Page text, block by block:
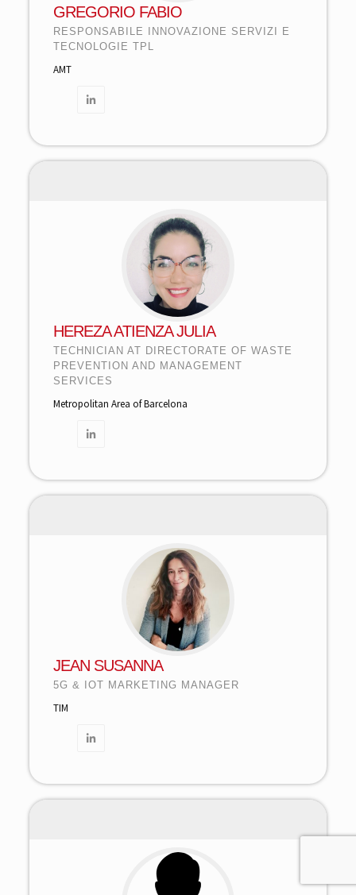
GREGORIO FABIO
RESPONSABILE INNOVAZIONE SERVIZI E
TECNOLOGIE TPL
AMT
HEREZA ATIENZA JULIA
TECHNICIAN AT DIRECTORATE OF WASTE
PREVENTION AND MANAGEMENT
SERVICES
Metropolitan Area of Barcelona
JEAN SUSANNA
5G & IOT MARKETING MANAGER
TIM